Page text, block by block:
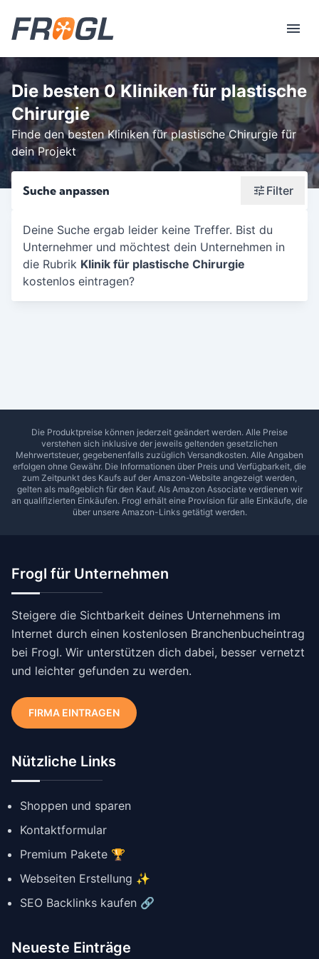
Die besten 0 Kliniken für plastische
Chirurgie
Finde den besten Kliniken für plastische Chirurgie für
dein Projekt
Suche anpassen Filter
Wonach suchst du?
Stadt oder Postleitzahl
Deine Suche ergab leider keine Treffer. Bist du
Unternehmer und möchtest dein Unternehmen in
die Rubrik Klinik für plastische Chirurgie
kostenlos eintragen?
Die Produktpreise können jederzeit geändert werden. Alle Preise
verstehen sich inklusive der jeweils geltenden gesetzlichen
Mehrwertsteuer, gegebenenfalls zuzüglich Versandkosten. Alle Angaben
erfolgen ohne Gewähr. Die Informationen über Preis und Verfügbarkeit, die
zum Zeitpunkt des Kaufs auf der Amazon-Website angezeigt werden,
gelten als maßgeblich für den Kauf. Als Amazon Associate verdienen wir
an qualifizierten Einkäufen. Frogl erhält eine Provision für alle Einkäufe, die
über unsere Amazon-Links getätigt werden.
Frogl für Unternehmen
Steigere die Sichtbarkeit deines Unternehmens im
Internet durch einen kostenlosen Branchenbucheintrag
bei Frogl. Wir unterstützen dich dabei, besser vernetzt
und leichter gefunden zu werden.
FIRMA EINTRAGEN
Nützliche Links
Shoppen und sparen
Kontaktformular
Premium Pakete 🏆
Webseiten Erstellung ✨
SEO Backlinks kaufen 🔗
Neueste Einträge